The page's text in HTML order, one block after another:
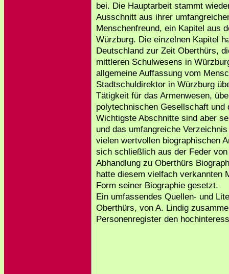
bei. Die Hauptarbeit stammt
Ausschnitt aus ihrer
Menschenfreund, ein Kapitel aus
Würzburg. Die einzelnen Kapitel
Deutschland zur Zeit Oberthürs,
mittleren Schulwesens in
allgemeine Auffassung vom
Stadtschuldirektor in Würzburg
Tätigkeit für das Armenwesen,
polytechnischen Gesellschaft und
Wichtigste Abschnitte sind aber
und das umfangreiche
vielen wertvollen biographischen
sich schließlich aus der Feder
Abhandlung zu Oberthürs
hatte diesem vielfach verkannten
Form seiner Biographie gesetzt.
Ein umfassendes Quellen- und
Oberthürs, von A. Lindig
Personenregister den